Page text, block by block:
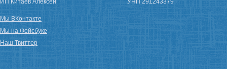
ИП Китаев Алексей
УНП 291243379
Мы ВКонтакте
Мы на Фейсбуке
Наш Твиттер